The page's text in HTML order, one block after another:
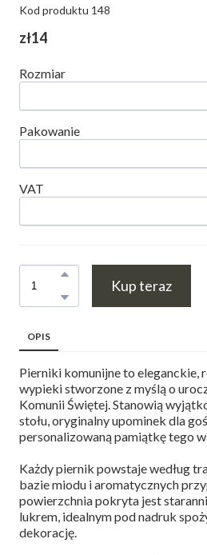
Kod produktu 148
zł14
Rozmiar
Pakowanie
VAT
Kup teraz
OPIS
Pierniki komunijne to eleganckie,
wypieki stworzone z myślą o
Komunii Świętej. Stanowią
stołu, oryginalny upominek dla
personalizowaną pamiątkę tego
Każdy piernik powstaje według
bazie miodu i aromatycznych
powierzchnia pokryta jest
lukrem, idealnym pod nadruk
dekorację.